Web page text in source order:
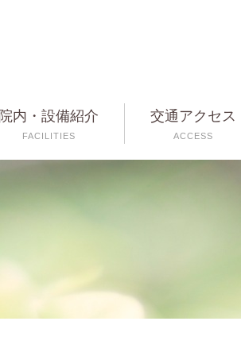
院内・設備紹介
FACILITIES
交通アクセス
ACCESS